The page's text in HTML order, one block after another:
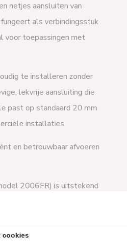
netjes aansluiten van
als verbindingsstuk
voor toepassingen met
te installeren zonder
lekvrije aansluiting die
past op standaard 20 mm
installaties.
en betrouwbaar afvoeren
2006FR) is uitstekend
cookies